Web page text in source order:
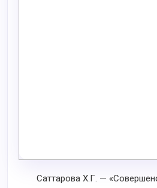
Саттарова Х.Г. —